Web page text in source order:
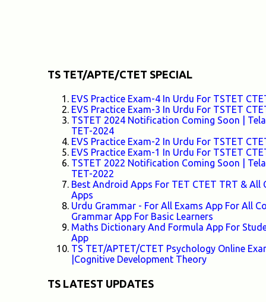
TS TET/APTE/CTET SPECIAL
EVS Practice Exam-4 In Urdu For TSTET
EVS Practice Exam-3 In Urdu For TSTET
TSTET 2024 Notification Coming Soon |
TET-2024
EVS Practice Exam-2 In Urdu For TSTET
EVS Practice Exam-1 In Urdu For TSTET
TSTET 2022 Notification Coming Soon |
TET-2022
Best Android Apps For TET CTET TRT &
Apps
Urdu Grammar - For All Exams App For All
Grammar App For Basic Learners
Maths Dictionary And Formula App For
App
TS TET/APTET/CTET Psychology Online
|Cognitive Development Theory
TS LATEST UPDATES